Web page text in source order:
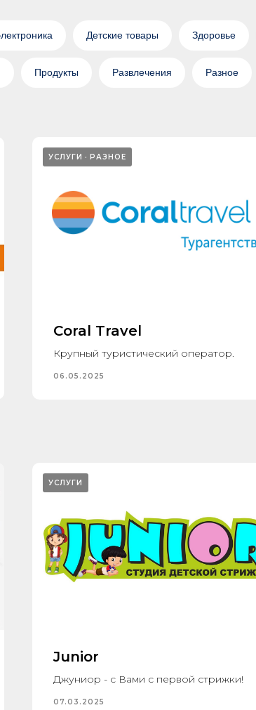
Детские товары Здоровье
Продукты Развлечения Разное
УСЛУГИ РАЗНОЕ
Coral Travel
Крупный туристический оператор.
06.05.2025
УСЛУГИ
Junior
Джуниор - с Вами с первой стрижки!
07.03.2025